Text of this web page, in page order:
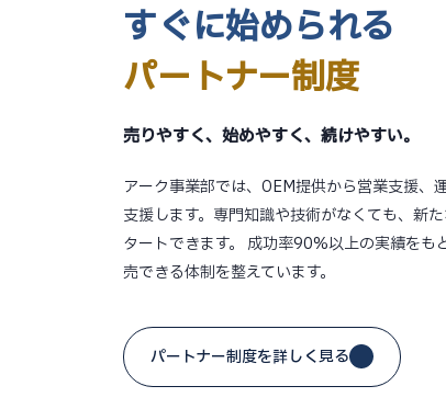
すぐに始められる
パートナー制度
売りやすく、始めやすく、続けやすい。
アーク事業部では、OEM提供から営業支援、
支援します。専門知識や技術がなくても、新
タートできます。 成功率90%以上の実績をも
売できる体制を整えています。
パートナー制度を詳しく見る